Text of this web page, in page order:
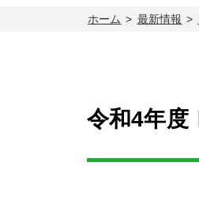
ホーム 最新情報
令和4年度